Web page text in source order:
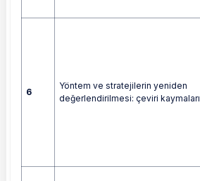
6
Yöntem ve stratejilerin yeniden
değerlendirilmesi: çeviri kaymaları